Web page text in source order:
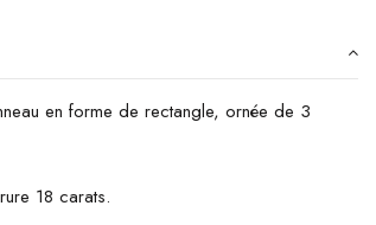
en forme de rectangle, ornée de 3
18 carats.